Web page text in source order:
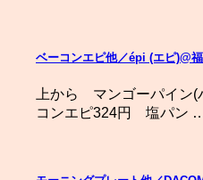
ベーコンエピ他／épi (エピ)@
上から マンゴーパイン
コンエピ324円 塩パン